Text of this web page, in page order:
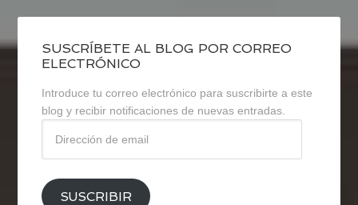
SUSCRÍBETE AL BLOG POR CORREO
ELECTRÓNICO
Introduce tu correo electrónico para suscribirte a este
blog y recibir notificaciones de nuevas entradas.
email
SUSCRIBIR